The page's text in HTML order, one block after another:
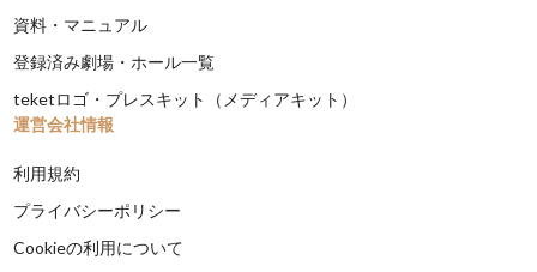
資料・マニュアル
登録済み劇場・ホール一覧
teketロゴ・プレスキット（メディアキット）
運営会社情報
利用規約
プライバシーポリシー
Cookieの利用について